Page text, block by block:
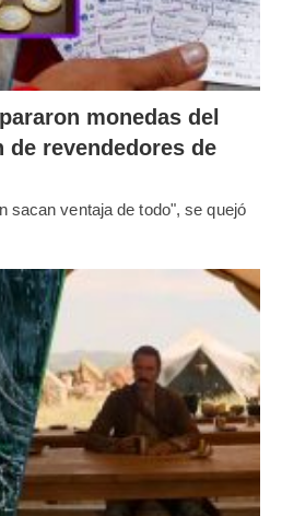
monedas del
de revendedores de
sacan ventaja de todo", se quejó